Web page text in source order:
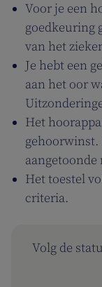
Voor je een
goedkeuring
van het
Je hebt een
aan het oor
Het
gehoorwinst.
aangetoonde
Het toestel
criteria.
Volg de